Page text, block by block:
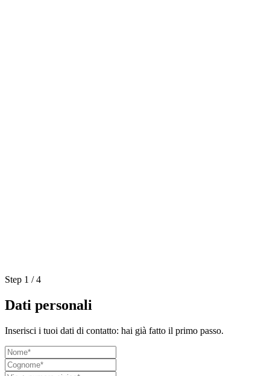
Step 1 /4
Dati personali
Inserisci i tuoi dati di contatto: hai già fatto il primo passo.